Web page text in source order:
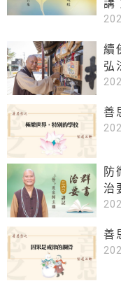
講
續
弘
善
防
治
善